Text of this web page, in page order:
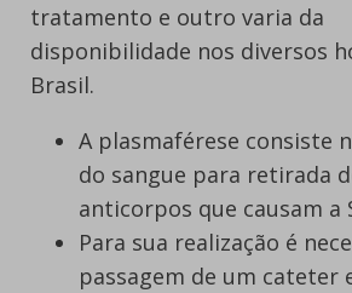
tratamento e outro varia da
disponibilidade nos diversos
Brasil.
A plasmaférese consiste
do sangue para retirada
anticorpos que causam a
Para sua realização é
passagem de um cateter